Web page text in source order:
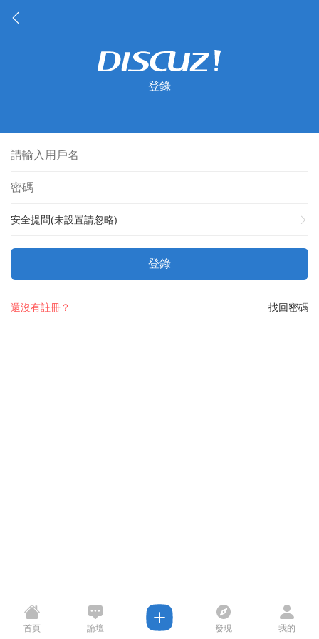
登錄
安全提問(未設置請忽略)
登錄
找回密碼
還沒有註冊？
首頁 論壇 發現 我的